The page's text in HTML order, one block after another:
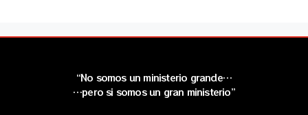
“No somos un ministerio grande…
…pero si somos un gran ministerio”